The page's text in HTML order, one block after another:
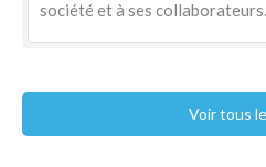
société et à ses collaborateurs.
Voir tous